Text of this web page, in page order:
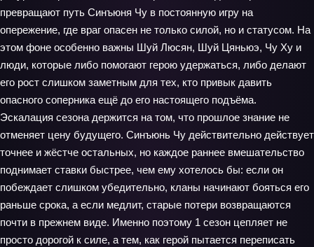
превращают путь Синъюня Чу в постоянную игру на
опережение, где враг опасен не только силой, но и статусом. На
этом фоне особенно важны Шуй Люсян, Шуй Цяньюэ, Чу Ху и
люди, которые либо помогают герою удержаться, либо делают
его рост слишком заметным для тех, кто привык давить
опасного соперника ещё до его настоящего подъёма.
Эскалация сезона держится на том, что прошлое знание не
отменяет цену будущего. Синъюнь Чу действительно действует
точнее и жёстче остальных, но каждое раннее вмешательство
поднимает ставки быстрее, чем ему хотелось бы: если он
побеждает слишком убедительно, кланы начинают бояться его
раньше срока, а если медлит, старые потери возвращаются
почти в прежнем виде. Именно поэтому 1 сезон цепляет не
просто дорогой к силе, а тем, как герой пытается переписать